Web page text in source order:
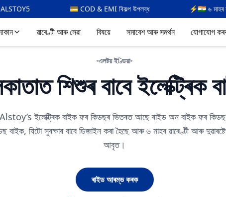
💳 COD & EMI বিকল্প উপলব্ধ ⚡🇮🇳 ৬ মাহৰ সকলো বৈদ্যুতিক ৱাৰেণ্টী
ৱাৰেণ্টী আৰু সেৱা বিষয়ে সমাবেশ আৰু সমৰ্থন যোগাযোগ
এলষ্টয় ইণ্ডিয়া
শিশুৰ বাবে ইলেক্ট্ৰিক
ইলেক্ট্ৰিক বাইক ফৰ কিডছৰ ভিতৰত আছে ৰাইড অন বাইক ফৰ
বাইক, যিটো সুৰক্ষাৰ বাবে ডিজাইন কৰা হৈছে আৰু ৬ মাহৰ ৱাৰেণ্টী আৰু
আবৃত।
ৰাইড আৰম্ভ কৰক